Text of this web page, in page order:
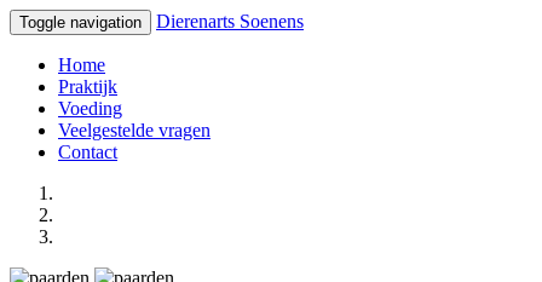
Toggle navigation Dierenarts Soenens
Home
Praktijk
Voeding
Veelgestelde vragen
Contact